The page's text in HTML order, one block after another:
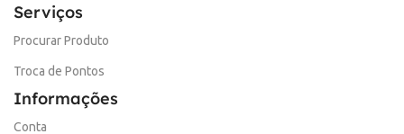
Serviços
Procurar Produto
Troca de Pontos
Informações
Conta